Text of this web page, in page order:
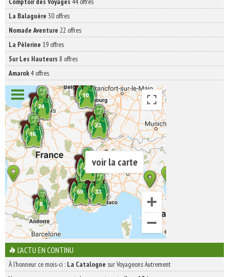
La Balaguère 30 offres
Nomade Aventure 22 offres
La Pèlerine 19 offres
Sur Les Hauteurs 8 offres
Amarok4 offres
voir la carte
L'ACTU EN CONTINU
À l'honneur ce mois-ci : La Catalogne sur Voyageons Autrement